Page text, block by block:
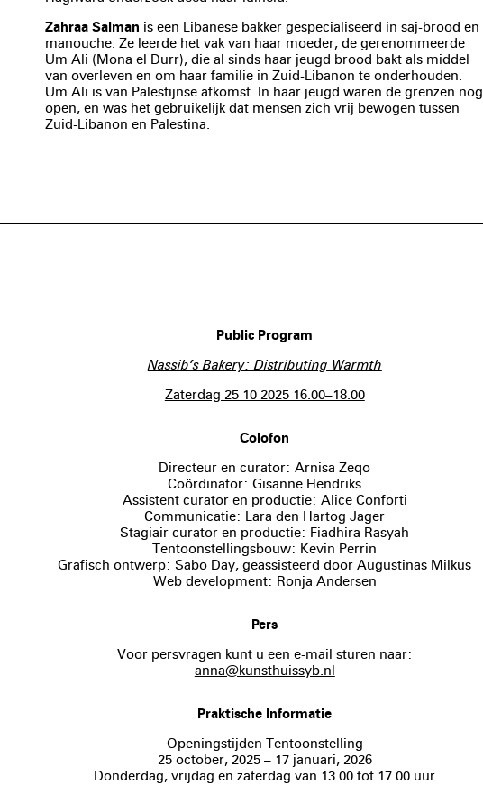
Zahraa Salman is een Libanese bakker gespecialiseerd in saj-brood en
manouche. Ze leerde het vak van haar moeder, de gerenommeerde
Um Ali (Mona el Durr), die al sinds haar jeugd brood bakt als middel
van overleven en om haar familie in Zuid-Libanon te onderhouden.
Um Ali is van Palestijnse afkomst. In haar jeugd waren de grenzen nog
open, en was het gebruikelijk dat mensen zich vrij bewogen tussen
Zuid-Libanon en Palestina.
Public Program
Nassib’s Bakery: Distributing Warmth
Zaterdag 25 10 2025 16.00–18.00
Colofon
Directeur en curator: Arnisa Zeqo
Coördinator: Gisanne Hendriks
Assistent curator en productie: Alice Conforti
Communicatie: Lara den Hartog Jager
Stagiair curator en productie: Fiadhira Rasyah
Tentoonstellingsbouw: Kevin Perrin
Grafisch ontwerp: Sabo Day, geassisteerd door Augustinas Milkus
Web development: Ronja Andersen
Pers
Voor persvragen kunt u een e-mail sturen naar:
anna@kunsthuissyb.nl
Praktische Informatie
Openingstijden Tentoonstelling
25 october, 2025 – 17 januari, 2026
Donderdag, vrijdag en zaterdag van 13.00 tot 17.00 uur